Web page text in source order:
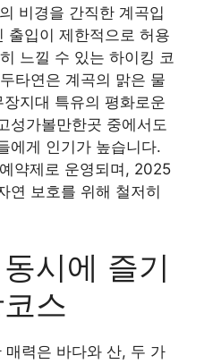
비경을 간직한 계곡입
출입이 제한적으로 허용
느낄 수 있는 하이킹 코
타연은 계곡의 맑은 물
지대 특유의 평화로운
성가볼만한곳 중에서도
에게 인기가 높습니다.
약제로 운영되며, 2025
연 보호를 위해 철저히
시에 즐기
스
매력은 바다와 산, 두 가